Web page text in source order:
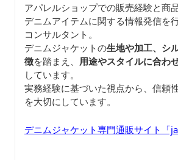
アパレルショップでの販売経験と商
デニムアイテムに関する情報発信を
コンサルタント。
デニムジャケットの生地や加工、シ
徴を踏まえ、 用途やスタイルに合わ
しています。
実務経験に基づいた視点から、信頼
を大切にしています。
デニムジャケット専門通販サイト「